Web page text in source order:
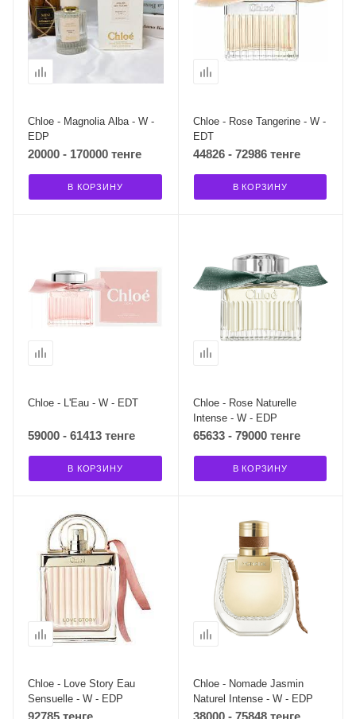
Chloe - Magnolia Alba - W -
EDP
20000 - 170000 тенге
В КОРЗИНУ
Chloe - Rose Tangerine - W -
EDT
44826 - 72986 тенге
В КОРЗИНУ
Chloe - L'Eau - W - EDT
59000 - 61413 тенге
В КОРЗИНУ
Chloe - Rose Naturelle
Intense - W - EDP
65633 - 79000 тенге
В КОРЗИНУ
Chloe - Love Story Eau
Sensuelle - W - EDP
92785 тенге
Chloe - Nomade Jasmin
Naturel Intense - W - EDP
38000 - 75848 тенге